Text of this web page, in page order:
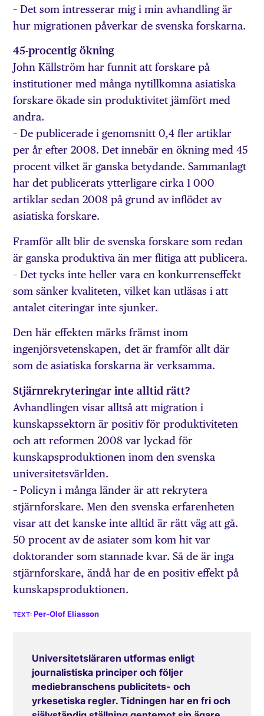
– Det som intresserar mig i min avhandling är
hur migrationen påverkar de svenska forskarna.
45-procentig ökning
John Källström har funnit att forskare på
institutioner med många nytillkomna asiatiska
forskare ökade sin produktivitet jämfört med
andra.
– De publicerade i genomsnitt 0,4 fler artiklar
per år efter 2008. Det innebär en ökning med 45
procent vilket är ganska betydande. Sammanlagt
har det publicerats ytterligare cirka 1 000
artiklar sedan 2008 på grund av inflödet av
asiatiska forskare.
Framför allt blir de svenska forskare som redan
är ganska produktiva än mer flitiga att publicera.
– Det tycks inte heller vara en konkurrenseffekt
som sänker kvaliteten, vilket kan ut­läsas i att
antalet citeringar inte sjunker.
Den här effekten märks främst inom
ingenjörsvetenskapen, det är framför allt där
som de asiatiska forskarna är verksamma.
Stjärnrekryteringar inte alltid rätt?
Avhandlingen visar alltså att migration i
kunskapssektorn är positiv för produktiviteten
och att reformen 2008 var lyckad för
kunskapsproduktionen inom den svenska
universitetsvärlden.
– Policyn i många länder är att rekrytera
stjärnforskare. Men den svenska erfarenheten
visar att det kanske inte alltid är rätt väg att gå.
50 procent av de asiater som kom hit var
doktorander som stannade kvar. Så de är inga
stjärnforskare, ändå har de en positiv effekt på
kunskapsproduktionen.
Per-Olof Eliasson
Universitetsläraren utformas enligt
journalistiska principer och följer
mediebranschens publicitets- och
yrkesetiska regler. Tidningen har en fri och